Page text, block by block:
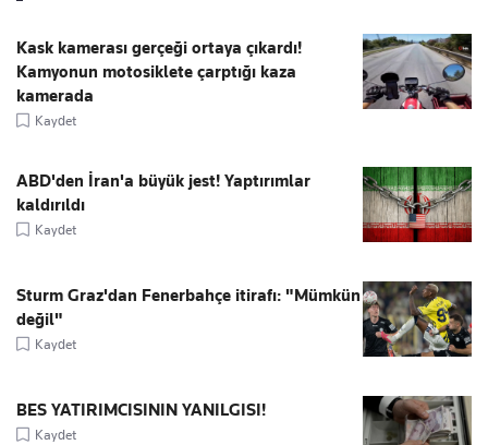
Kask kamerası gerçeği ortaya çıkardı!
Kamyonun motosiklete çarptığı kaza
kamerada
Kaydet
ABD'den İran'a büyük jest! Yaptırımlar
kaldırıldı
Kaydet
Sturm Graz'dan Fenerbahçe itirafı: "Mümkün
değil"
Kaydet
BES YATIRIMCISININ YANILGISI!
Kaydet